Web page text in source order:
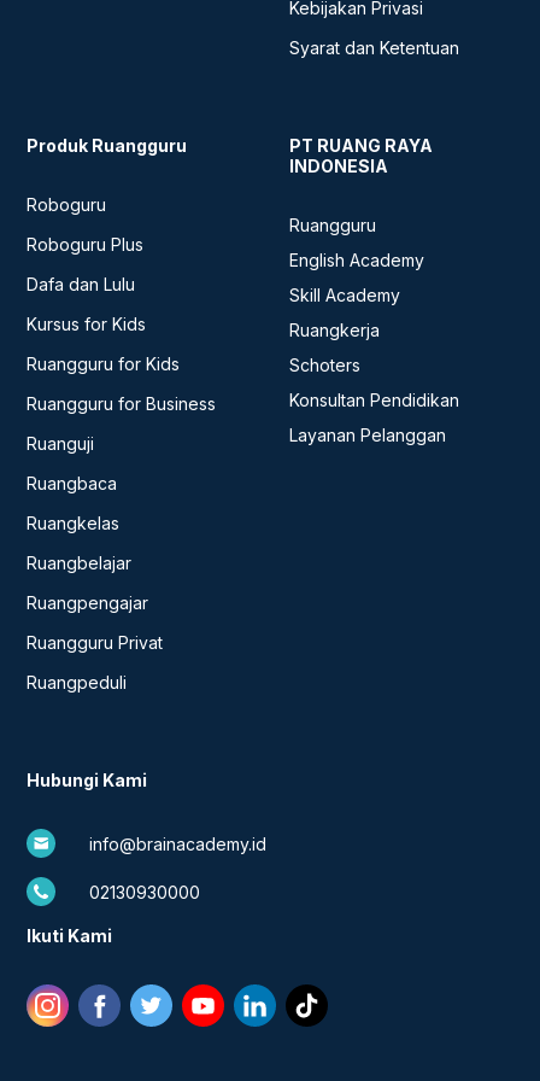
Kebijakan Privasi
Syarat dan Ketentuan
Produk Ruangguru
Roboguru
Roboguru Plus
Dafa dan Lulu
Kursus for Kids
Ruangguru for Kids
Ruangguru for Business
Ruanguji
Ruangbaca
Ruangkelas
Ruangbelajar
Ruangpengajar
Ruangguru Privat
Ruangpeduli
PT RUANG RAYA
INDONESIA
Ruangguru
English Academy
Skill Academy
Ruangkerja
Schoters
Konsultan Pendidikan
Layanan Pelanggan
Hubungi Kami
info@brainacademy.id
02130930000
Ikuti Kami